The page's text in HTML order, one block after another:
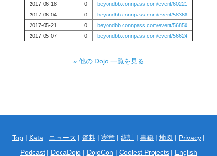
2017-06-18
0
beyondbb.connpass.com/event/60221
2017-06-04
0
beyondbb.connpass.com/event/58368
2017-05-21
0
beyondbb.connpass.com/event/56850
2017-05-07
0 beyondbb.connpass.com/event/56624
» 他の Dojo 一覧を見る
Top | Kata | ニュース | 資料 | 憲章 | 統計 | 書籍 | 地図 | Privacy |
Podcast| DecaDojo| DojoCon | Coolest Projects| English